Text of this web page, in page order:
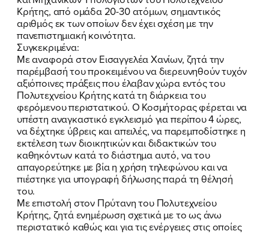
ΠΟΙΑ ΕΙΜΑΙ
ΕΡΓΟ
Κρήτης, από ομάδα 20-30 ατόμων, σημαντικός
αριθμός εκ των οποίων δεν έχει σχέση με την
πανεπιστημιακή κοινότητα.
Συγκεκριμένα:
Με αναφορά στον Εισαγγελέα Χανίων, ζητά την
παρέμβασή του προκειμένου να διερευνηθούν τυχόν
αξιόποινες πράξεις που έλαβαν χώρα εντός του
Πολυτεχνείου Κρήτης κατά τη διάρκεια του
φερόμενου περιστατικού. Ο Κοσμήτορας φέρεται να
υπέστη αναγκαστικό εγκλεισμό για περίπου 4 ώρες,
να δέχτηκε ύβρεις και απειλές, να παρεμποδίστηκε η
εκτέλεση των διοικητικών και διδακτικών του
καθηκόντων κατά το διάστημα αυτό, να του
απαγορεύτηκε με βία η χρήση τηλεφώνου και να
πιέστηκε για υπογραφή δήλωσης παρά τη θέλησή
του.
Με επιστολή στον Πρύτανη του Πολυτεχνείου
Κρήτης, ζητά ενημέρωση σχετικά με το ως άνω
περιστατικό καθώς και για τις ενέργειες στις οποίες